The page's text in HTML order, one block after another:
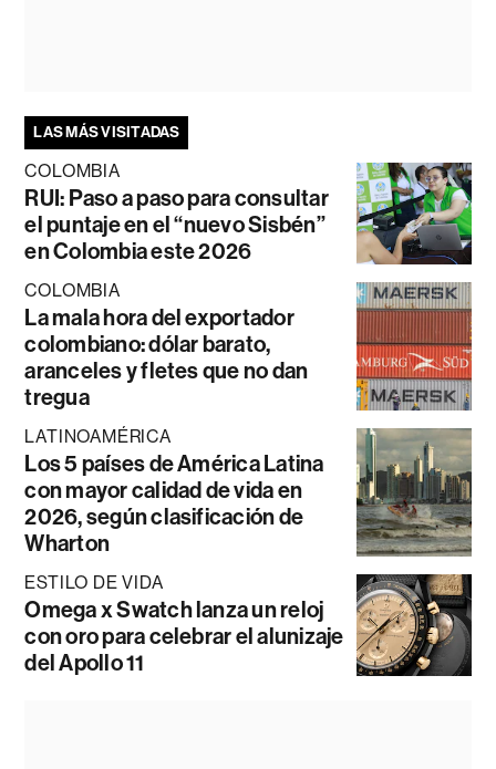
LAS MÁS VISITADAS
COLOMBIA
RUI: Paso a paso para consultar
el puntaje en el “nuevo Sisbén”
en Colombia este 2026
COLOMBIA
La mala hora del exportador
colombiano: dólar barato,
aranceles y fletes que no dan
tregua
LATINOAMÉRICA
Los 5 países de América Latina
con mayor calidad de vida en
2026, según clasificación de
Wharton
ESTILO DE VIDA
Omega x Swatch lanza un reloj
con oro para celebrar el alunizaje
del Apollo 11